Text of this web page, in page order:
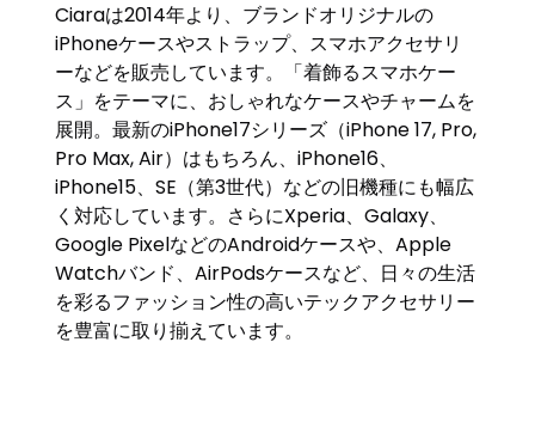
Ciaraは2014年より、ブランドオリジナルの
iPhoneケースやストラップ、スマホアクセサリ
ーなどを販売しています。「着飾るスマホケー
ス」をテーマに、おしゃれなケースやチャームを
展開。最新のiPhone17シリーズ（iPhone 17, Pro,
Pro Max, Air）はもちろん、iPhone16、
iPhone15、SE（第3世代）などの旧機種にも幅広
く対応しています。さらにXperia、Galaxy、
Google PixelなどのAndroidケースや、Apple
Watchバンド、AirPodsケースなど、日々の生活
を彩るファッション性の高いテックアクセサリー
を豊富に取り揃えています。